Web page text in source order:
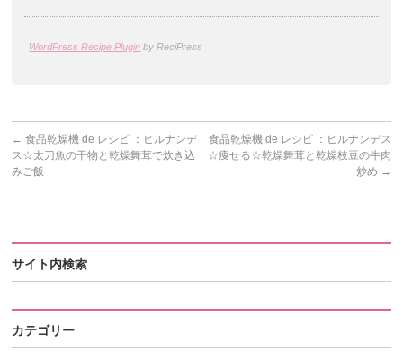
WordPress Recipe Plugin by ReciPress
← 食品乾燥機 de レシピ ：ヒルナンデ
ス☆太刀魚の干物と乾燥舞茸で炊き込
みご飯
食品乾燥機 de レシピ ：ヒルナンデス
☆痩せる☆乾燥舞茸と乾燥枝豆の牛肉
炒め →
サイト内検索
カテゴリー